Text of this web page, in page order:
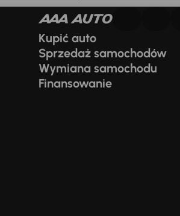
Kupić auto
Sprzedaż samochodów
Wymiana samochodu
Finansowanie